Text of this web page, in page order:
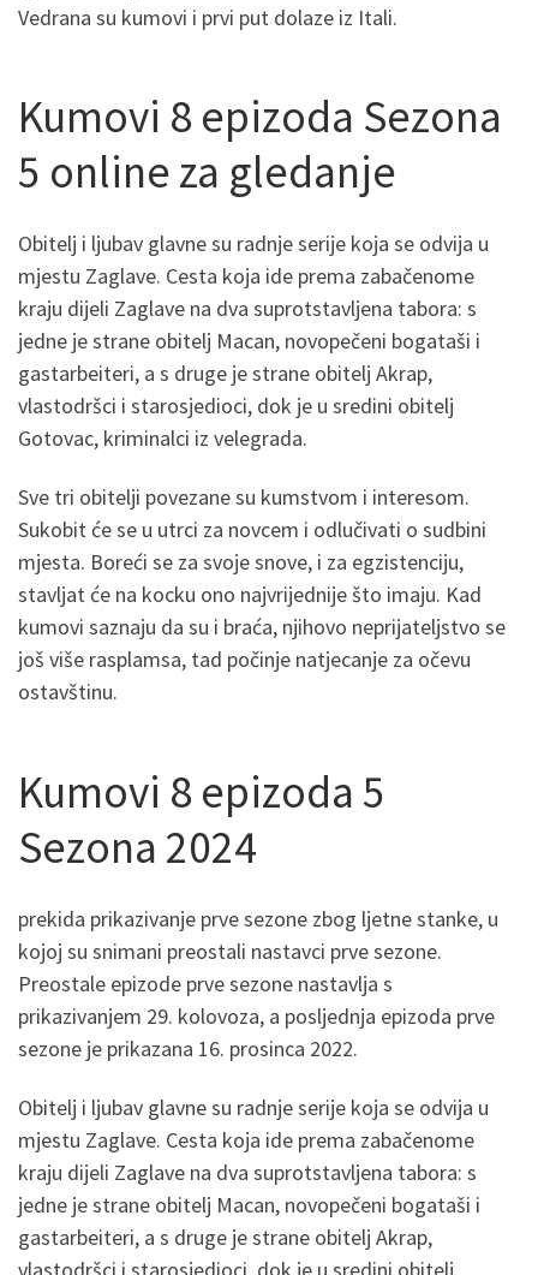
Vedrana su kumovi i prvi put dolaze iz Itali.
Kumovi 8 epizoda Sezona
5 online za gledanje
Obitelj i ljubav glavne su radnje serije koja se odvija u
mjestu Zaglave. Cesta koja ide prema zabačenome
kraju dijeli Zaglave na dva suprotstavljena tabora: s
jedne je strane obitelj Macan, novopečeni bogataši i
gastarbeiteri, a s druge je strane obitelj Akrap,
vlastodršci i starosjedioci, dok je u sredini obitelj
Gotovac, kriminalci iz velegrada.
Sve tri obitelji povezane su kumstvom i interesom.
Sukobit će se u utrci za novcem i odlučivati o sudbini
mjesta. Boreći se za svoje snove, i za egzistenciju,
stavljat će na kocku ono najvrijednije što imaju. Kad
kumovi saznaju da su i braća, njihovo neprijateljstvo se
još više rasplamsa, tad počinje natjecanje za očevu
ostavštinu.
Kumovi 8 epizoda 5
Sezona 2024
prekida prikazivanje prve sezone zbog ljetne stanke, u
kojoj su snimani preostali nastavci prve sezone.
Preostale epizode prve sezone nastavlja s
prikazivanjem 29. kolovoza, a posljednja epizoda prve
sezone je prikazana 16. prosinca 2022.
Obitelj i ljubav glavne su radnje serije koja se odvija u
mjestu Zaglave. Cesta koja ide prema zabačenome
kraju dijeli Zaglave na dva suprotstavljena tabora: s
jedne je strane obitelj Macan, novopečeni bogataši i
gastarbeiteri, a s druge je strane obitelj Akrap,